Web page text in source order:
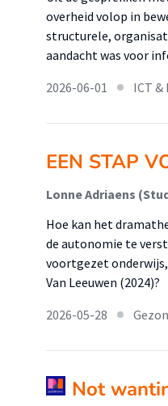
overheid volop in
structurele,
aandacht was voor
2026-06-01
ICT
EEN STAP
Lonne Adriaens
Hoe kan het
de autonomie te
voortgezet
Van Leeuwen (2024)?
2026-05-28
Not